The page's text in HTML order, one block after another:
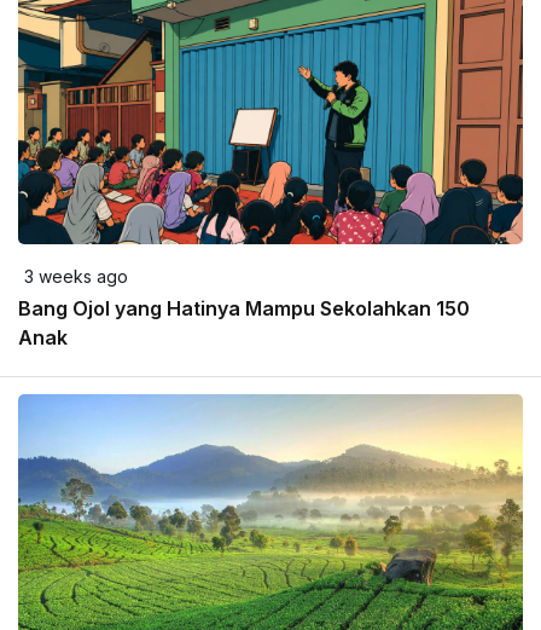
3 weeks ago
Bang Ojol yang Hatinya Mampu Sekolahkan 150
Anak